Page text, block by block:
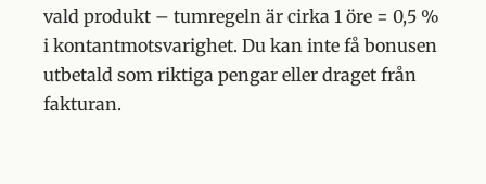
vald produkt – tumregeln är cirka 1 öre = 0,5 %
i kontantmotsvarighet. Du kan inte få bonusen
utbetald som riktiga pengar eller draget från
fakturan.